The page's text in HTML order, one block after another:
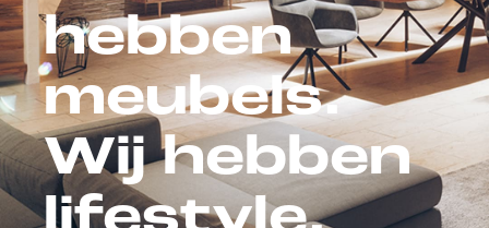
hebben
meubels.
Wij hebben